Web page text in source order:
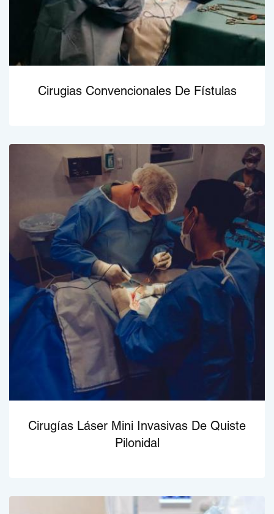
Cirugias Convencionales De Fístulas
Cirugías Láser Mini Invasivas De Quiste
Pilonidal